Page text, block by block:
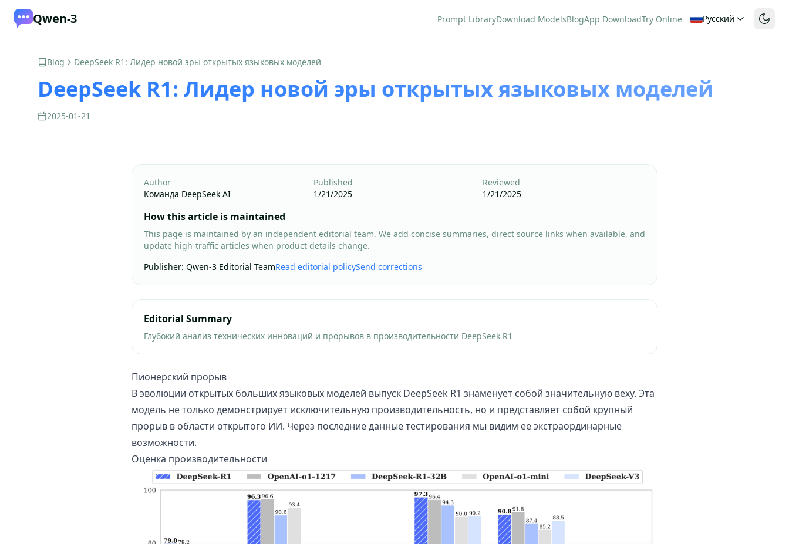
Qwen-3 Prompt LibraryDownload ModelsBlogApp DownloadTry Online Русский
Blog DeepSeek R1: Лидер новой эры открытых языковых моделей
DeepSeek R1: Лидер новой эры открытых языковых моделей
2025-01-21
Author
Команда DeepSeek AI
Published
1/21/2025
Reviewed
1/21/2025
How this article is maintained
This page is maintained by an independent editorial team. We add concise summaries, direct source links when available, and
update high-traffic articles when product details change.
Publisher: Qwen-3 Editorial TeamRead editorial policySend corrections
Editorial Summary
Глубокий анализ технических инноваций и прорывов в производительности DeepSeek R1
Пионерский прорыв
В эволюции открытых больших языковых моделей выпуск DeepSeek R1 знаменует собой значительную веху. Эта
модель не только демонстрирует исключительную производительность, но и представляет собой крупный
прорыв в области открытого ИИ. Через последние данные тестирования мы видим её экстраординарные
возможности.
Оценка производительности